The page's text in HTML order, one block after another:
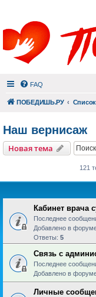
FAQ
ПОБЕДИШЬ.РУ
Наш вернисаж
Новая тема
121
Кабинет врача
Последнее
Добавлено в
Ответы: 5
Связь с
Последнее
Добавлено в
Личные